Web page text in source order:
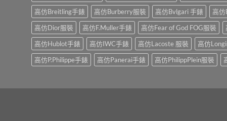
高仿Breitling手錶
高仿Burberry服裝 高仿Bvlgari 手錶 高仿
高仿Dior服裝
高仿F.Muller手錶 高仿Fear of God FOG服裝
高仿Hublot手錶
高仿IWC手錶 高仿Lacoste 服裝 高仿
高仿P.Philippe手錶
高仿Panerai手錶 高仿PhilippPlein服裝